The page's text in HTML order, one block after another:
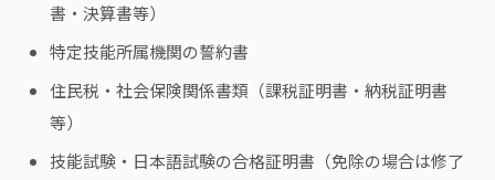
書・決算書等）
特定技能所属機関の誓約書
住民税・社会保険関係書類（課税証明書・納税証明書
等）
技能試験・日本語試験の合格証明書（免除の場合は修了